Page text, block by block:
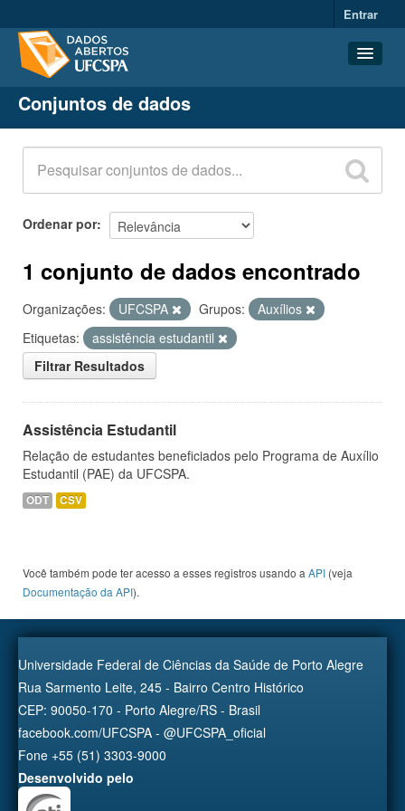
Entrar
Conjuntos de dados
Organizações
Grupos
Sobre
Conjuntos de dados
Ordenar por
1 conjunto de dados encontrado
Organizações: UFCSPA Grupos:
Auxílios
Etiquetas:
assistência estudantil
Filtrar Resultados
Assistência Estudantil
Relação de estudantes beneficiados pelo Programa de Auxílio
Estudantil (PAE) da UFCSPA.
ODT CSV
Você também pode ter acesso a esses registros usando a API (veja
Documentação da API).
Universidade Federal de Ciências da Saúde de Porto Alegre
Rua Sarmento Leite, 245 - Bairro Centro Histórico
CEP: 90050-170 - Porto Alegre/RS - Brasil
facebook.com/UFCSPA - @UFCSPA_oficial
Fone +55 (51) 3303-9000
Desenvolvido pelo